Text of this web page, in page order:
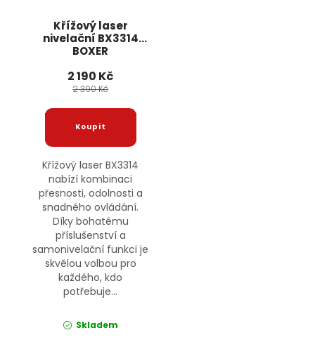
Křížový laser
nivelační BX3314
BOXER
2 190 Kč
2 390 Kč
Křížový laser BX3314
nabízí kombinaci
přesnosti, odolnosti a
snadného ovládání.
Díky bohatému
příslušenství a
samonivelační funkci je
skvělou volbou pro
každého, kdo
potřebuje...
Skladem